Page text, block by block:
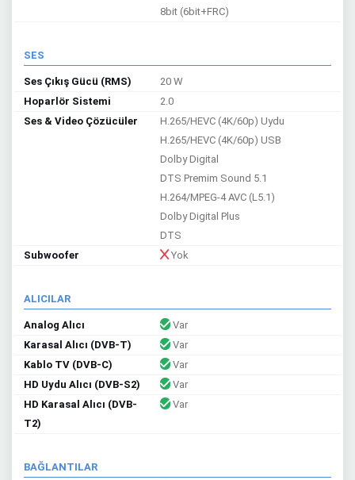
8bit (6bit+FRC)
SES
Ses Çıkış Gücü (RMS)
20 W
Hoparlör Sistemi
2.0
Ses & Video Çözücüler
H.265/HEVC (4K/60p) Uydu
H.265/HEVC (4K/60p) USB
Dolby Digital
DTS Premim Sound 5.1
H.264/MPEG-4 AVC (L5.1)
Dolby Digital Plus
DTS
Subwoofer
Yok
ALICILAR
Analog Alıcı
Var
Karasal Alıcı (DVB-T)
Var
Kablo TV (DVB-C)
Var
HD Uydu Alıcı (DVB-S2)
Var
HD Karasal Alıcı (DVB-
T2)
Var
BAĞLANTILAR